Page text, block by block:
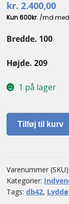
kr. 2.400,00
Bredde. 100
Højde. 209
1 på lager
Lyddør
-
Tilføj til kurv
Varenummer (SKU):
Kategorier:
Tags: db42,